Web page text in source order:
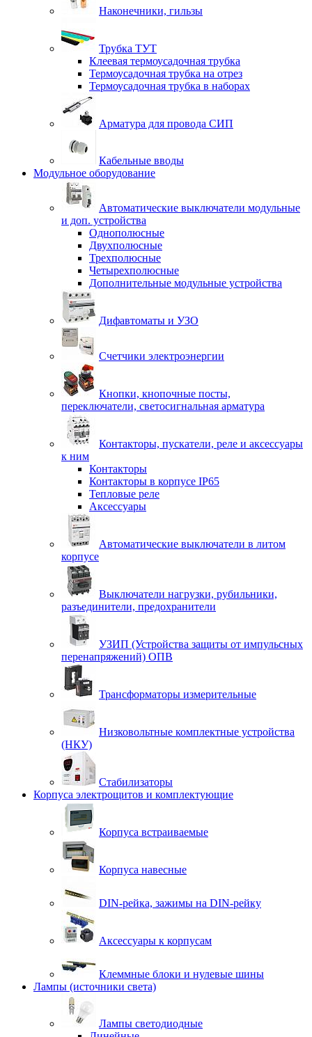
Наконечники, гильзы
Трубка ТУТ
Клеевая термоусадочная трубка
Термоусадочная трубка на отрез
Термоусадочная трубка в наборах
Арматура для провода СИП
Кабельные вводы
Модульное оборудование
Автоматические выключатели модульные
и доп. устройства
Однополюсные
Двухполюсные
Трехполюсные
Четырехполюсные
Дополнительные модульные устройства
Дифавтоматы и УЗО
Счетчики электроэнергии
Кнопки, кнопочные посты,
переключатели, светосигнальная арматура
Контакторы, пускатели, реле и аксессуары
к ним
Контакторы
Контакторы в корпусе IP65
Тепловые реле
Аксессуары
Автоматические выключатели в литом
корпусе
Выключатели нагрузки, рубильники,
разъединители, предохранители
УЗИП (Устройства защиты от импульсных
перенапряжений) ОПВ
Трансформаторы измерительные
Низковольтные комплектные устройства
(НКУ)
Стабилизаторы
Корпуса электрощитов и комплектующие
Корпуса встраиваемые
Корпуса навесные
DIN-рейка, зажимы на DIN-рейку
Аксессуары к корпусам
Клеммные блоки и нулевые шины
Лампы (источники света)
Лампы светодиодные